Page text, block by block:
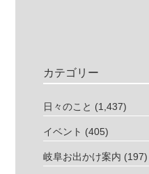
カテゴリー
日々のこと (1,437)
イベント (405)
岐阜お出かけ案内 (197)